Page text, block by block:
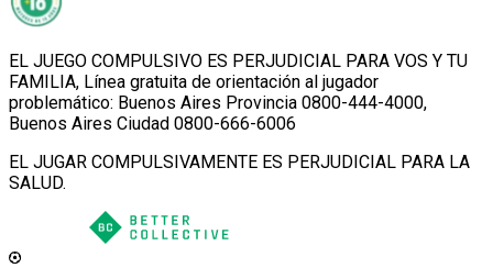
EL JUEGO COMPULSIVO ES PERJUDICIAL PARA VOS Y TU
FAMILIA, Línea gratuita de orientación al jugador
problemático: Buenos Aires Provincia 0800-444-4000,
Buenos Aires Ciudad 0800-666-6006
EL JUGAR COMPULSIVAMENTE ES PERJUDICIAL PARA LA
SALUD.